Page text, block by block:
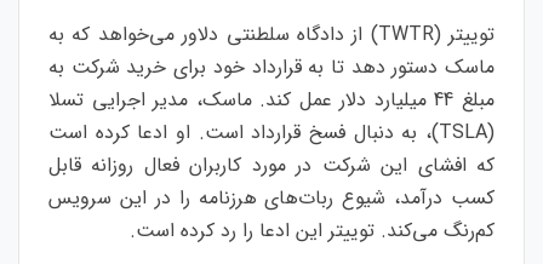
توییتر (TWTR) از دادگاه سلطنتی دلاور می‌خواهد که به
ماسک دستور دهد تا به قرارداد خود برای خرید شرکت به
مبلغ 44 میلیارد دلار عمل کند. ماسک، مدیر اجرایی تسلا
(TSLA)، به دنبال فسخ قرارداد است. او ادعا کرده است
که افشای این شرکت در مورد کاربران فعال روزانه قابل
کسب درآمد، شیوع ربات‌های هرزنامه را در این سرویس
کم‌رنگ می‌کند. توییتر این ادعا را رد کرده است.